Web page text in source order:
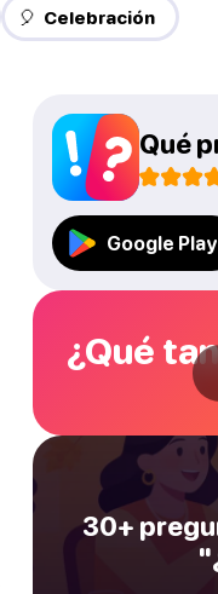
🎈 Celebración
Qué
Google Play
¿Qué
30+